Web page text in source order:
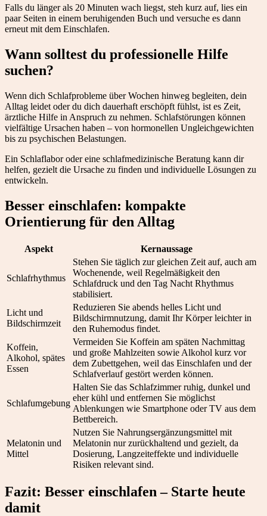
Falls du länger als 20 Minuten wach liegst, steh kurz auf, lies ein
paar Seiten in einem beruhigenden Buch und versuche es dann
erneut mit dem Einschlafen.
Wann solltest du professionelle Hilfe
suchen?
Wenn dich Schlafprobleme über Wochen hinweg begleiten, dein
Alltag leidet oder du dich dauerhaft erschöpft fühlst, ist es Zeit,
ärztliche Hilfe in Anspruch zu nehmen. Schlafstörungen können
vielfältige Ursachen haben – von hormonellen Ungleichgewichten
bis zu psychischen Belastungen.
Ein Schlaflabor oder eine schlafmedizinische Beratung kann dir
helfen, gezielt die Ursache zu finden und individuelle Lösungen zu
entwickeln.
Besser einschlafen: kompakte
Orientierung für den Alltag
Aspekt Kernaussage
Schlafrhythmus
Stehen Sie täglich zur gleichen Zeit auf, auch am
Wochenende, weil Regelmäßigkeit den
Schlafdruck und den Tag Nacht Rhythmus
stabilisiert.
Licht und
Bildschirmzeit
Reduzieren Sie abends helles Licht und
Bildschirmnutzung, damit Ihr Körper leichter in
den Ruhemodus findet.
Koffein,
Alkohol, spätes
Essen
Vermeiden Sie Koffein am späten Nachmittag
und große Mahlzeiten sowie Alkohol kurz vor
dem Zubettgehen, weil das Einschlafen und der
Schlafverlauf gestört werden können.
Schlafumgebung
Halten Sie das Schlafzimmer ruhig, dunkel und
eher kühl und entfernen Sie möglichst
Ablenkungen wie Smartphone oder TV aus dem
Bettbereich.
Melatonin und
Mittel
Nutzen Sie Nahrungsergänzungsmittel mit
Melatonin nur zurückhaltend und gezielt, da
Dosierung, Langzeiteffekte und individuelle
Risiken relevant sind.
Fazit: Besser einschlafen – Starte heute
damit